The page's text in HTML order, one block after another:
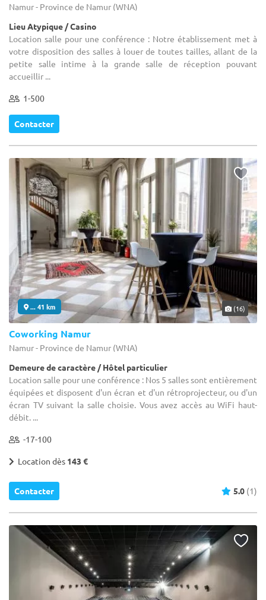
Namur - Province de Namur (WNA)
Lieu Atypique / Casino
Location salle pour une conférence : Notre établissement met à
votre disposition des salles à louer de toutes tailles, allant de la
petite salle intime à la grande salle de réception pouvant
accueillir ...
1-500
Contacter
... 41 km (16)
Coworking Namur
Namur - Province de Namur (WNA)
Demeure de caractère / Hôtel particulier
Location salle pour une conférence : Nos 5 salles sont entièrement
équipées et disposent d'un écran et d'un rétroprojecteur, ou d'un
écran TV suivant la salle choisie. Vous avez accès au WiFi haut-
débit. ...
-17-100
Location dès 143 €
Contacter 5.0 (1)